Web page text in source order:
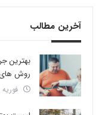
آخرین مطالب
روش های
فوریه 22, 2026